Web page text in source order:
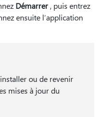
Démarrer, puis entrez
ensuite l’application
ou de revenir
mises à jour du